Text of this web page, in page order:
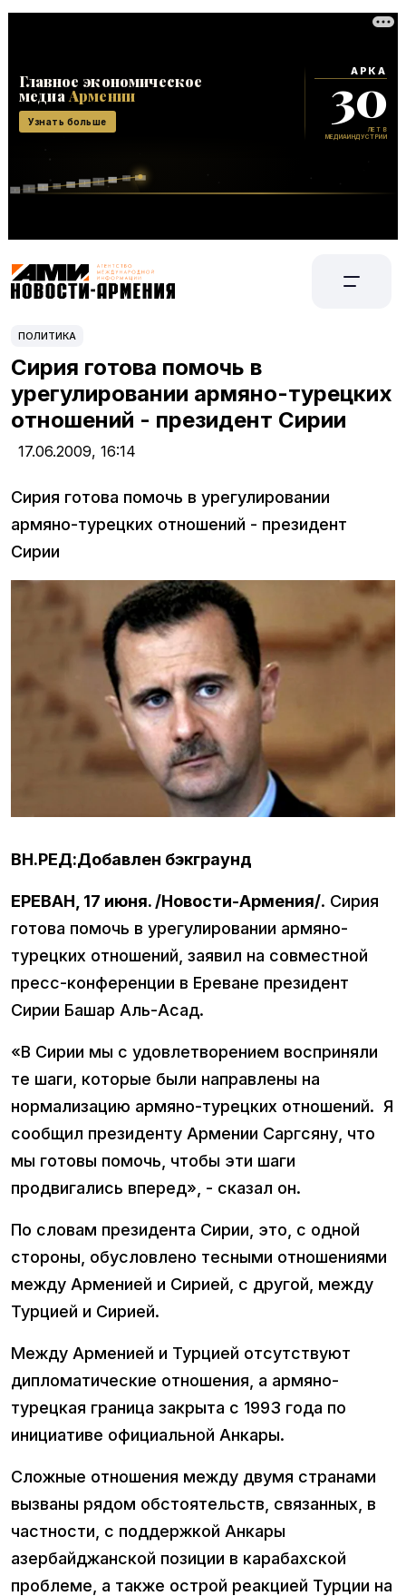
ПОЛИТИКА
Сирия готова помочь в
урегулировании армяно-турецких
отношений - президент Сирии
17.06.2009, 16:14
Сирия готова помочь в урегулировании
армяно-турецких отношений - президент
Сирии
ВН.РЕД:Добавлен бэкграунд
ЕРЕВАН, 17 июня. /Новости-Армения/. Сирия
готова помочь в урегулировании армяно-
турецких отношений, заявил на совместной
пресс-конференции в Ереване президент
Сирии Башар Аль-Асад.
«В Сирии мы с удовлетворением восприняли
те шаги, которые были направлены на
нормализацию армяно-турецких отношений. Я
сообщил президенту Армении Саргсяну, что
мы готовы помочь, чтобы эти шаги
продвигались вперед», - сказал он.
По словам президента Сирии, это, с одной
стороны, обусловлено тесными отношениями
между Арменией и Сирией, с другой, между
Турцией и Сирией.
Между Арменией и Турцией отсутствуют
дипломатические отношения, а армяно-
турецкая граница закрыта с 1993 года по
инициативе официальной Анкары.
Сложные отношения между двумя странами
вызваны рядом обстоятельств, связанных, в
частности, с поддержкой Анкары
азербайджанской позиции в карабахской
проблеме, а также острой реакцией Турции на